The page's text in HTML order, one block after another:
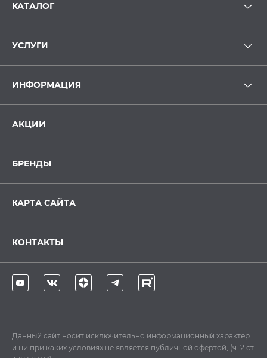
КАТАЛОГ
УСЛУГИ
ИНФОРМАЦИЯ
АКЦИИ
БРЕНДЫ
КАРТА САЙТА
КОНТАКТЫ
Данный сайт носит исключительно информационный характер
и ни при каких условиях не является публичной офертой, (ч. 2 ст.